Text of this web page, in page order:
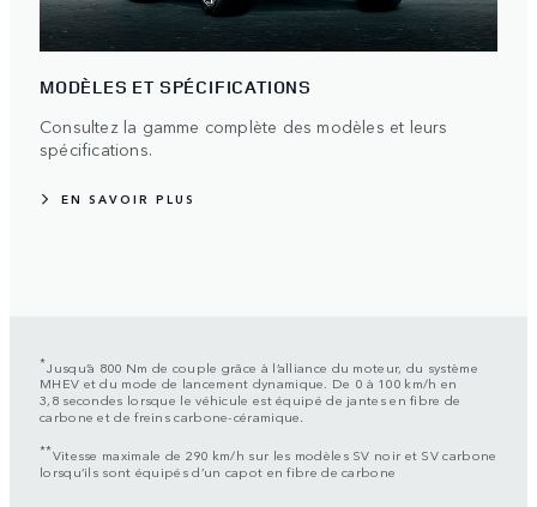
MODÈLES ET SPÉCIFICATIONS
Consultez la gamme complète des modèles et leurs
spécifications.
EN SAVOIR PLUS
*Jusqu’à 800 Nm de couple grâce à l’alliance du moteur, du système
MHEV et du mode de lancement dynamique. De 0 à 100 km/h en
3,8 secondes lorsque le véhicule est équipé de jantes en fibre de
carbone et de freins carbone-céramique.
**Vitesse maximale de 290 km/h sur les modèles SV noir et SV carbone
lorsqu’ils sont équipés d’un capot en fibre de carbone